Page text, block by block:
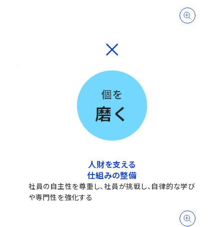
人財を支える
仕組みの整備
社員の自主性を尊重し、社員が挑戦し、自律的な学び
や専門性を強化する